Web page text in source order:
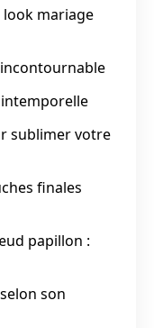
look mariage
sublimer votre
finales
papillon :
son